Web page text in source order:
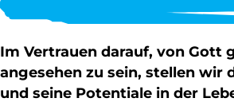
Im Vertrauen darauf, von Gott
angesehen zu sein, stellen wir
und seine Potentiale in der